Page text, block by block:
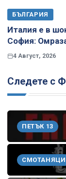
БЪЛГАРИЯ
Италия е в
София:
4 Август, 2026
Следете с
ПЕТЪК 13
СМОТАНЯЦИ